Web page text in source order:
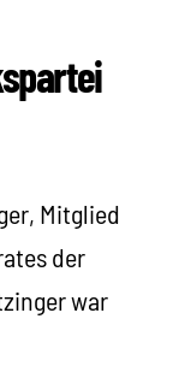
Mitglied
der
war